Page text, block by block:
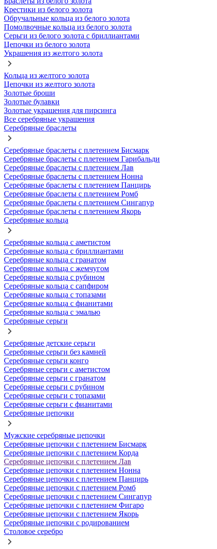
Крестики из белого золота
Обручальные кольца из белого золота
Помолвочные кольца из белого золота
Серьги из белого золота с бриллиантами
Цепочки из белого золота
Украшения из желтого золота
Кольца из желтого золота
Цепочки из желтого золота
Золотые броши
Золотые булавки
Золотые украшения для пирсинга
Все серебряные украшения
Серебряные браслеты
Серебряные браслеты с плетением Бисмарк
Серебряные браслеты с плетением Гарибальди
Серебряные браслеты с плетением Лав
Серебряные браслеты с плетением Нонна
Серебряные браслеты с плетением Панцирь
Серебряные браслеты с плетением Ромб
Серебряные браслеты с плетением Сингапур
Серебряные браслеты с плетением Якорь
Серебряные кольца
Серебряные кольца с аметистом
Серебряные кольца с бриллиантами
Серебряные кольца с гранатом
Серебряные кольца с жемчугом
Серебряные кольца с рубином
Серебряные кольца с сапфиром
Серебряные кольца с топазами
Серебряные кольца с фианитами
Серебряные кольца с эмалью
Серебряные серьги
Серебряные детские серьги
Серебряные серьги без камней
Серебряные серьги конго
Серебряные серьги с аметистом
Серебряные серьги с гранатом
Серебряные серьги с рубином
Серебряные серьги с топазами
Серебряные серьги с фианитами
Серебряные цепочки
Мужские серебряные цепочки
Серебряные цепочки с плетением Бисмарк
Серебряные цепочки с плетением Корда
Серебряные цепочки с плетением Лав
Серебряные цепочки с плетением Нонна
Серебряные цепочки с плетением Панцирь
Серебряные цепочки с плетением Ромб
Серебряные цепочки с плетением Сингапур
Серебряные цепочки с плетением Фигаро
Серебряные цепочки с плетением Якорь
Серебряные цепочки с родированием
Столовое серебро